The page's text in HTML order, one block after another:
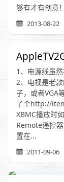
够有才有创意！
2013-08-22
1、电源线虽
2、电视是老
子，或者VGA
了个http://
XBMC播放时
Remote遥控
置在...
2011-09-06